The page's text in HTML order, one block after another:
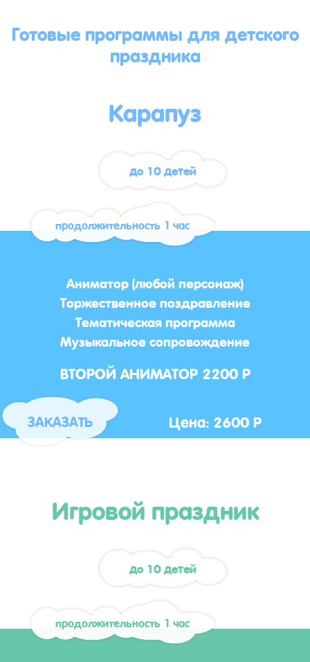
Готовые программы для детского
праздника
Карапуз
до 10 детей
продолжительность 1 час
Аниматор (любой персонаж)
Торжественное поздравление
Тематическая программа
Музыкальное сопровождение
ВТОРОЙ АНИМАТОР 2200 Р
ЗАКАЗАТЬ Цена: 2600 Р
Игровой праздник
до 10 детей
продолжительность 1 час